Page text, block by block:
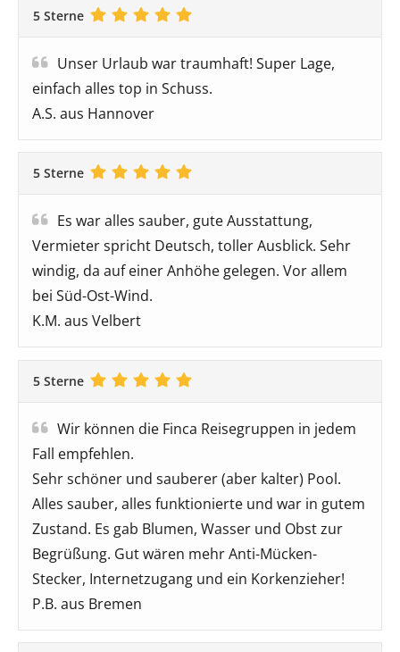
5 Sterne
Unser Urlaub war traumhaft! Super Lage,
einfach alles top in Schuss.
A.S. aus Hannover
5 Sterne
Es war alles sauber, gute Ausstattung,
Vermieter spricht Deutsch, toller Ausblick. Sehr
windig, da auf einer Anhöhe gelegen. Vor allem
bei Süd-Ost-Wind.
K.M. aus Velbert
5 Sterne
Wir können die Finca Reisegruppen in jedem
Fall empfehlen.
Sehr schöner und sauberer (aber kalter) Pool.
Alles sauber, alles funktionierte und war in gutem
Zustand. Es gab Blumen, Wasser und Obst zur
Begrüßung. Gut wären mehr Anti-Mücken-
Stecker, Internetzugang und ein Korkenzieher!
P.B. aus Bremen